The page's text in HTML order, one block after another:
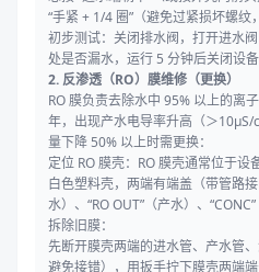
“手紧 + 1/4 圈”（避免过紧损坏螺纹
初步测试：关闭排水阀，打开进水
处是否漏水，运行 5 分钟后关闭设
2. 反渗透（RO）膜维修（更换）
RO 膜负责去除水中 95% 以上的离
年，出现产水电导率升高（＞
量下降 50% 以上时需更换：
定位 RO 膜壳：RO 膜壳通常位于
白色塑料壳，两端有端盖（带管路
水）、“RO OUT”（产水）、“CONC”
拆除旧膜：
先断开膜壳两端的进水管、产水管
避免接错），用扳手拧下膜壳两端